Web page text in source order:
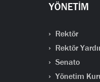
YÖNETİM
Rektör
Rektör
Senato
Yönetim